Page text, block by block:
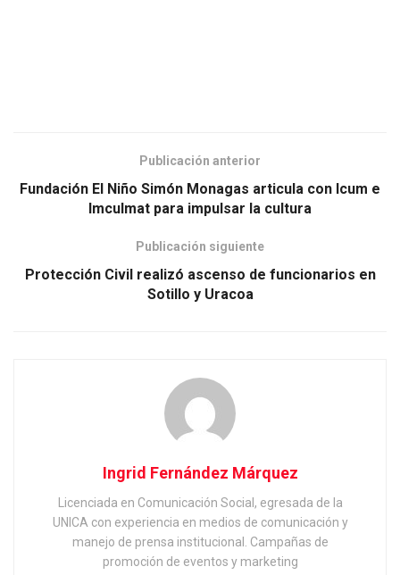
Publicación anterior
Fundación El Niño Simón Monagas articula con Icum e
Imculmat para impulsar la cultura
Publicación siguiente
Protección Civil realizó ascenso de funcionarios en
Sotillo y Uracoa
Ingrid Fernández Márquez
Licenciada en Comunicación Social, egresada de la
UNICA con experiencia en medios de comunicación y
manejo de prensa institucional. Campañas de
promoción de eventos y marketing